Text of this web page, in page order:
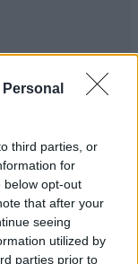
third parties, or
for
below opt-out
that after your
seeing
utilized by
parties prior to